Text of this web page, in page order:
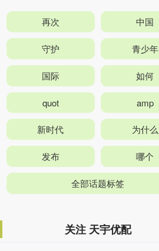
再次 中国
守护 青少年
国际 如何
quot amp
新时代 为什么
发布 哪个
全部话题标签
关注 天宇优配